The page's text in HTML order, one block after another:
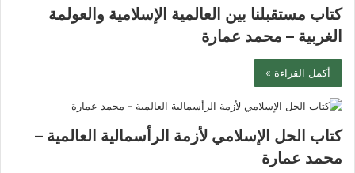
كتاب ‫مستقبلنا بين العالمية الإسلامية والعولمة
الغربية‬ – محمد عمارة
أكمل القراءة »
كتاب الحل الإسلامي لأزمة الرأسمالية العالمية –
محمد عمارة